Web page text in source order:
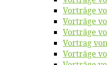
Vor­trä­ge
Vor­trä­ge
Vor­trä­ge
Vor­trag
Vor­trä­ge